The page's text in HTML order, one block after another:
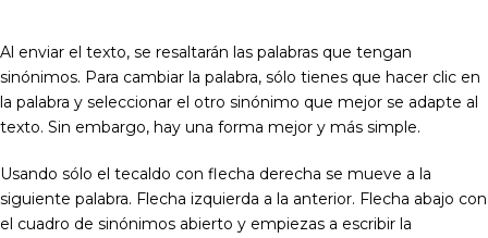
Al enviar el texto, se resaltarán las palabras que tengan
sinónimos. Para cambiar la palabra, sólo tienes que hacer clic en
la palabra y seleccionar el otro sinónimo que mejor se adapte al
texto. Sin embargo, hay una forma mejor y más simple.
Usando sólo el tecaldo con flecha derecha se mueve a la
siguiente palabra. Flecha izquierda a la anterior. Flecha abajo con
el cuadro de sinónimos abierto y empiezas a escribir la